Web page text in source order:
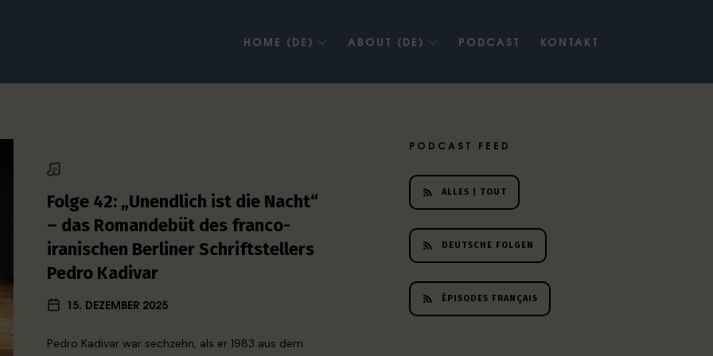
HOME (DE) ABOUT (DE) PODCAST KONTAKT
Folge 42: „Unendlich ist die Nacht“
– das Romandebüt des franco-
iranischen Berliner Schriftstellers
Pedro Kadivar
15. DEZEMBER 2025
Pedro Kadivar war sechzehn, als er 1983 aus dem
PODCAST FEED
ALLES | TOUT
DEUTSCHE FOLGEN
ÉPISODES FRANÇAIS